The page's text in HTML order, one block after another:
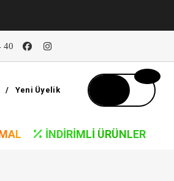
40
/ Yeni Üyelik
İNDIRIMLI ÜRÜNLER